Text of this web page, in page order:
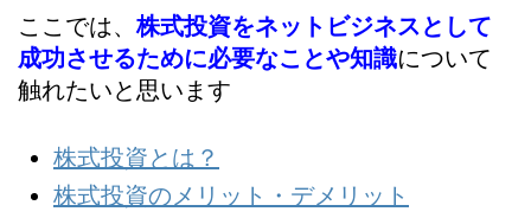
ここでは、株式投資をネットビジネスとして
成功させるために必要なことや知識について
触れたいと思います
株式投資とは？
株式投資のメリット・デメリット